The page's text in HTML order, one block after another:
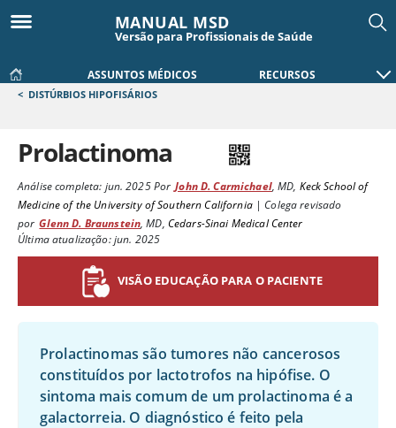
MANUAL MSD
Versão para Profissionais de Saúde
ASSUNTOS MÉDICOS RECURSOS
< DISTÚRBIOS HIPOFISÁRIOS
Prolactinoma
Análise completa: jun. 2025Por John D. Carmichael,MD, Keck School of
Medicine of the University of Southern California| Colega revisado
por Glenn D. Braunstein,MD, Cedars-Sinai Medical Center
Última atualização: jun. 2025
VISÃO EDUCAÇÃO PARA O PACIENTE
Prolactinomas são tumores não cancerosos
constituídos por lactotrofos na hipófise. O
sintoma mais comum de um prolactinoma é a
galactorreia. O diagnóstico é feito pela